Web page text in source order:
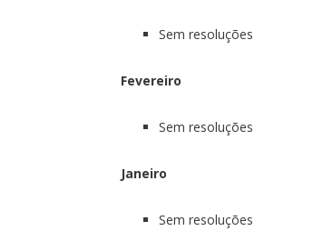
Sem resoluções
Fevereiro
Sem resoluções
Janeiro
Sem resoluções